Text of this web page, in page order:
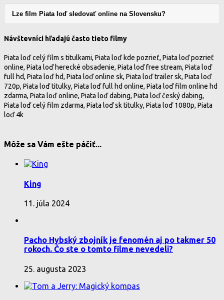
Lze film Piata loď sledovať online na Slovensku?
Návštevníci hľadajú často tieto filmy
Piata loď celý film s titulkami, Piata loď kde pozrieť, Piata loď pozrieť
online, Piata loď herecké obsadenie, Piata loď free stream, Piata loď
full hd, Piata loď hd, Piata loď online sk, Piata loď trailer sk, Piata loď
720p, Piata loď titulky, Piata loď full hd online, Piata loď film online hd
zdarma, Piata loď online, Piata loď dabing, Piata loď český dabing,
Piata loď celý film zdarma, Piata loď sk titulky, Piata loď 1080p, Piata
loď 4k
Môže sa Vám ešte páčiť...
King
11. júla 2024
Pacho Hybský zbojník je fenomén aj po takmer 50
rokoch. Čo ste o tomto filme nevedeli?
25. augusta 2023